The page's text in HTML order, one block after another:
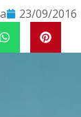
23/09/2016